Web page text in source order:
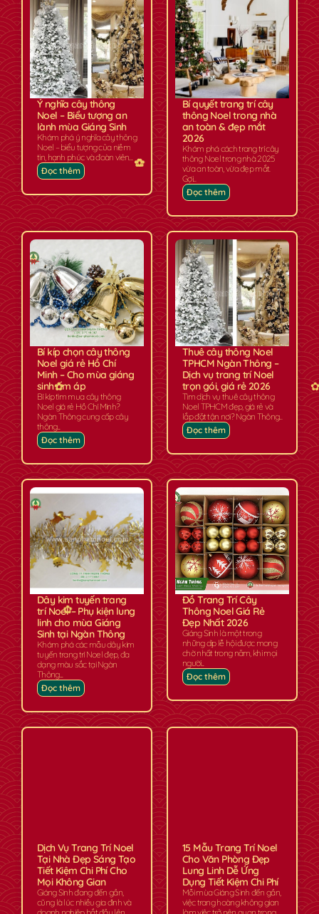
Ý nghĩa cây thông
Noel – Biểu tượng an
lành mùa Giáng Sinh
Khám phá ý nghĩa cây thông
Noel – biểu tượng của niềm
tin, hạnh phúc và đoàn viên....
Đọc thêm
Bí quyết trang trí cây
thông Noel trong nhà
an toàn & đẹp mắt
2026
Khám phá cách trang trí cây
thông Noel trong nhà 2025
vừa an toàn, vừa đẹp mắt.
Gợi...
Đọc thêm
Bí kíp chọn cây thông
Noel giá rẻ Hồ Chí
Minh – Cho mùa giáng
sinh ấm áp
Bí kíp tìm mua cây thông
Noel giá rẻ Hồ Chí Minh?
Ngàn Thông cung cấp cây
thông...
Đọc thêm
Thuê cây thông Noel
TPHCM Ngàn Thông –
Dịch vụ trang trí Noel
trọn gói, giá rẻ 2026
Tìm dịch vụ thuê cây thông
Noel TPHCM đẹp, giá rẻ và
lắp đặt tận nơi? Ngàn Thông...
Đọc thêm
Dây kim tuyến trang
trí Noel – Phụ kiện lung
linh cho mùa Giáng
Sinh tại Ngàn Thông
Khám phá các mẫu dây kim
tuyến trang trí Noel đẹp, đa
dạng màu sắc tại Ngàn
Thông....
Đọc thêm
Đồ Trang Trí Cây
Thông Noel Giá Rẻ
Đẹp Nhất 2026
Giáng Sinh là một trong
những dịp lễ hội được mong
chờ nhất trong năm, khi mọi
người...
Đọc thêm
Dịch Vụ Trang Trí Noel
Tại Nhà Đẹp Sáng Tạo
Tiết Kiệm Chi Phí Cho
Mọi Không Gian
Giáng Sinh đang đến gần,
cũng là lúc nhiều gia đình và
15 Mẫu Trang Trí Noel
Cho Văn Phòng Đẹp
Lung Linh Dễ Ứng
Dụng Tiết Kiệm Chi Phí
Mỗi mùa Giáng Sinh đến gần,
việc trang hoàng không gian
✿
✿
✿
✿
✿